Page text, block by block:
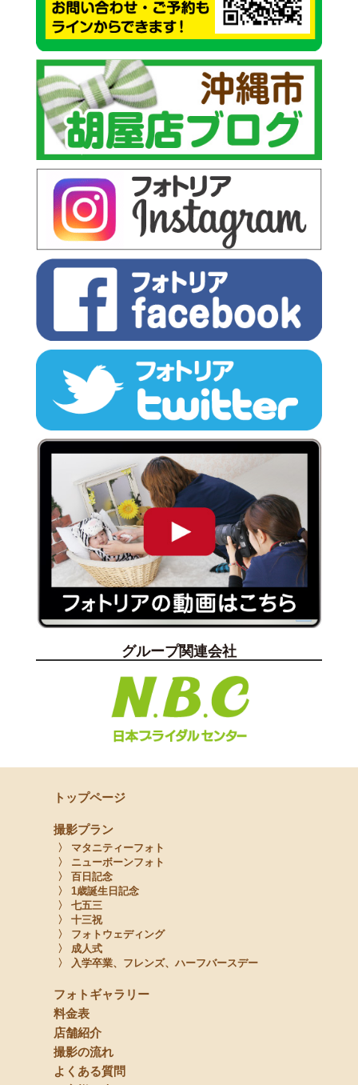
グループ関連会社
トップページ
撮影プラン
〉 マタニティーフォト
〉 ニューボーンフォト
〉 百日記念
〉 1歳誕生日記念
〉 七五三
〉 十三祝
〉 フォトウェディング
〉 成人式
〉 入学卒業、フレンズ、ハーフバースデー
フォトギャラリー
料金表
店舗紹介
撮影の流れ
よくある質問